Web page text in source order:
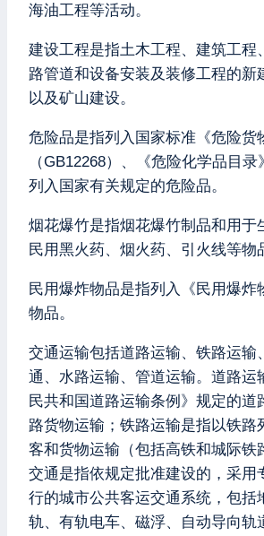
海油工程等活动。
建设工程是指土木工程、建筑工程
路管道和设备安装及装修工程的新
以及矿山建设。
危险品是指列入国家标准《危险货
（GB12268）、《危险化学品目
列入国家有关规定的危险品。
烟花爆竹是指烟花爆竹制品和用于
民用黑火药、烟火药、引火线等物
民用爆炸物品是指列入《民用爆炸
物品。
交通运输包括道路运输、铁路运输
通、水路运输、管道运输。道路运
民共和国道路运输条例》规定的道
路货物运输；铁路运输是指以铁路
客和货物运输（包括高铁和城际铁
交通是指依规定批准建设的，采用
行的城市公共客运交通系统，包括
轨、有轨电车、磁浮、自动导向轨